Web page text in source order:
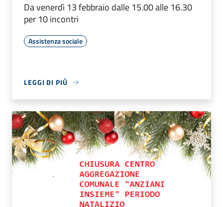
Da venerdì 13 febbraio dalle 15.00 alle 16.30
per 10 incontri
Assistenza sociale
LEGGI DI PIÙ